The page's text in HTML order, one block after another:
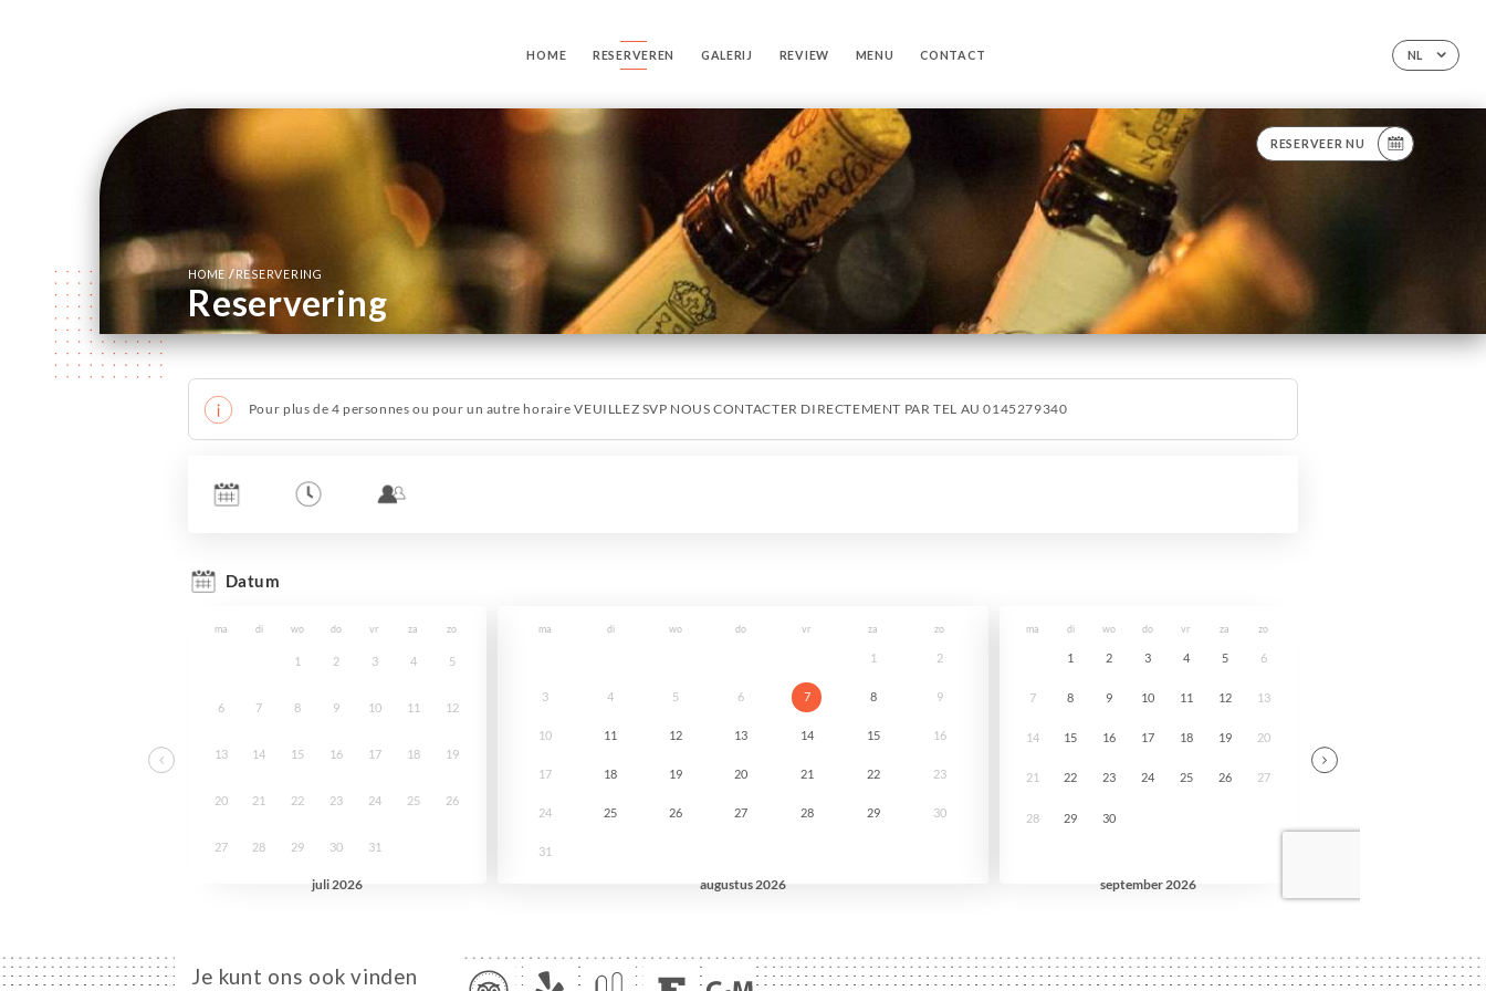
NL
HOME RESERVEREN GALERIJ REVIEW MENU CONTACT
RESERVEER NU
HOME / RESERVERING
Reservering
Je kunt ons ook vinden